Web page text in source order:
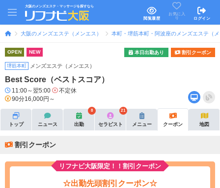
大阪のメンズエステ・マッサージを探すなら
閲覧履歴
お気に入
り
ログイン
大阪のメンズエステ（メンエス） 本町・堺筋本町・阿波座のメンズエステ（
OPEN NEW 本日出勤あり 割引クーポン
堺筋本町 メンズエステ（メンエス）
Best Score（ベストスコア）
11:00～翌5:00
不定休
90分16,000円～
トップ ニュース 出勤
8
セラピスト
21
メニュー クーポン 地図
割引クーポン
リフナビ大阪限定！！割引クーポン
☆出勤先頭割引クーポン☆